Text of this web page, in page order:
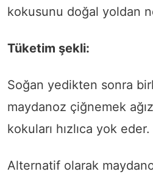
kokusunu doğal yoldan
Tüketim şekli:
Soğan yedikten sonra
maydanoz çiğnemek
kokuları hızlıca yok eder.
Alternatif olarak